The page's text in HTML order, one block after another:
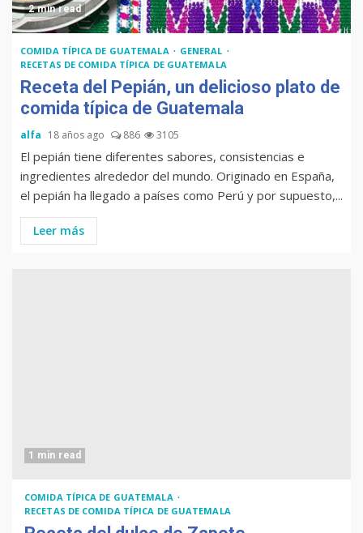
2 min read
COMIDA TÍPICA DE GUATEMALA
GENERAL
RECETAS DE COMIDA TÍPICA DE GUATEMALA
Receta del Pepián, un delicioso plato de
comida típica de Guatemala
alfa 18 años ago 886 3105
El pepián tiene diferentes sabores, consistencias e
ingredientes alrededor del mundo. Originado en España,
el pepián ha llegado a países como Perú y por supuesto,...
Leer más
1 min read
COMIDA TÍPICA DE GUATEMALA
RECETAS DE COMIDA TÍPICA DE GUATEMALA